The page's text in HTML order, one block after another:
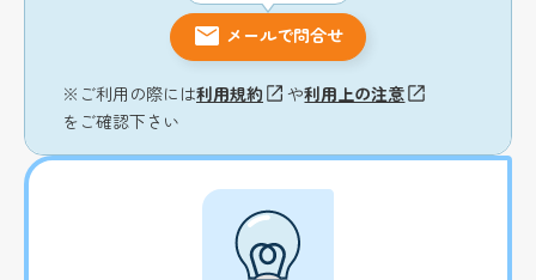
メールで問合せ
※ご利用の際には利用規約 や利用上の注意
をご確認下さい